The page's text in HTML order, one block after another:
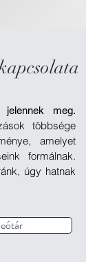
jelennek meg.
többsége
amelyet
formálnak.
úgy hatnak